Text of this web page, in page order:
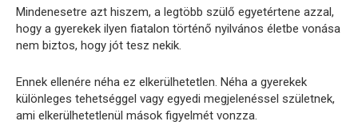
Mindenesetre azt hiszem, a legtöbb szülő egyetértene azzal,
hogy a gyerekek ilyen fiatalon történő nyilvános életbe vonása
nem biztos, hogy jót tesz nekik.
Ennek ellenére néha ez elkerülhetetlen. Néha a gyerekek
különleges tehetséggel vagy egyedi megjelenéssel születnek,
ami elkerülhetetlenül mások figyelmét vonzza.